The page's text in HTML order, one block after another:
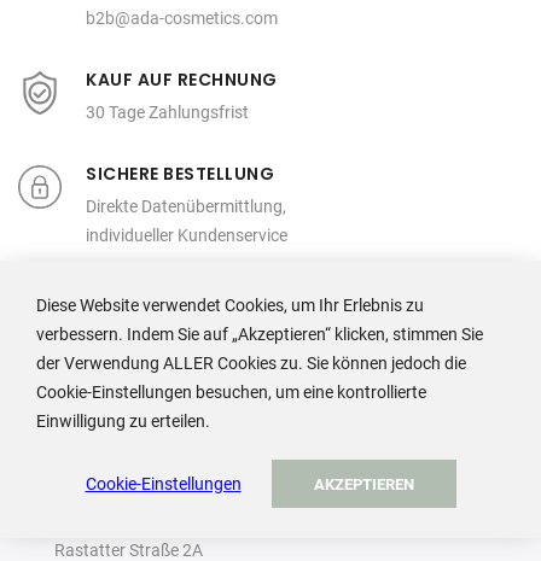
b2b@ada-cosmetics.com
KAUF AUF RECHNUNG
30 Tage Zahlungsfrist
SICHERE BESTELLUNG
Direkte Datenübermittlung,
individueller Kundenservice
ADA Cosmetics International GmbH
Rastatter Straße 2A
Diese Website verwendet Cookies, um Ihr Erlebnis zu
verbessern. Indem Sie auf „Akzeptieren“ klicken, stimmen Sie
der Verwendung ALLER Cookies zu. Sie können jedoch die
Cookie-Einstellungen besuchen, um eine kontrollierte
Einwilligung zu erteilen.
Cookie-Einstellungen AKZEPTIEREN